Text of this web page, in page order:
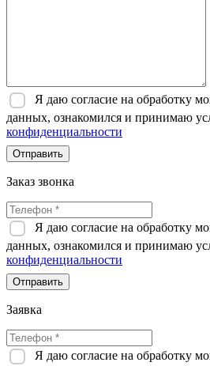
Я даю согласие на обработку
данных, ознакомился и принимаю
конфиденциальности
Отправить
Заказ звонка
Я даю согласие на обработку
данных, ознакомился и принимаю
конфиденциальности
Отправить
Заявка
Я даю согласие на обработку